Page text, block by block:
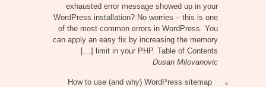
exhausted error message showed up in your
WordPress installation? No worries – this is one
of the most common errors in WordPress. You
can apply an easy fix by increasing the memory
limit in your PHP. Table of Contents […]
Dusan Milovanovic
How to use (and why) WordPress sitemap